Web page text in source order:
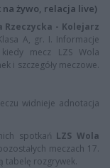
na żywo, relacja live)
Rzeczycka - Kolejarz
A, gr. I. Informacje
mecz LZS Wola
i szczegóły meczowe.
widnieje adnotacja
spotkań LZS Wola
meczach 17.
tabelę rozgrywek.